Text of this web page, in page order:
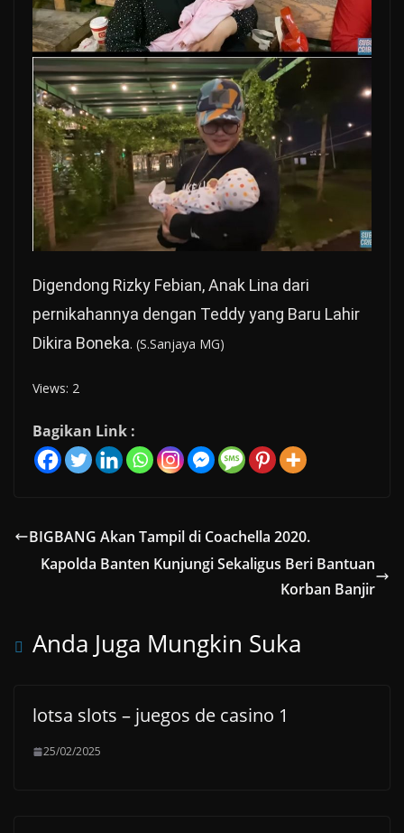
Digendong Rizky Febian, Anak Lina dari
pernikahannya dengan Teddy yang Baru Lahir
Dikira Boneka. (S.Sanjaya MG)
Views: 2
Bagikan Link :
BIGBANG Akan Tampil di Coachella 2020.
Kapolda Banten Kunjungi Sekaligus Beri Bantuan
Korban Banjir
Anda Juga Mungkin Suka
lotsa slots – juegos de casino 1
25/02/2025